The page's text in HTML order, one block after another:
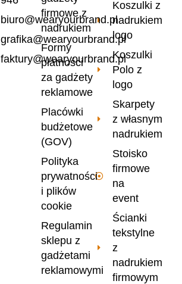
Koszulki z
nadrukiem
logo
Koszulki
Polo z
logo
Skarpety
z własnym
nadrukiem
Stoisko
firmowe
na
event
Ścianki
tekstylne
z
nadrukiem
firmowym
firmowe z
nadrukiem
Formy
płatności
za gadżety
reklamowe
Placówki
budżetowe
(GOV)
Polityka
prywatności
i plików
cookie
Regulamin
sklepu z
gadżetami
reklamowymi
biuro@wearyourbrand.pl
grafika@wearyourbrand.pl
faktury@wearyourbrand.pl